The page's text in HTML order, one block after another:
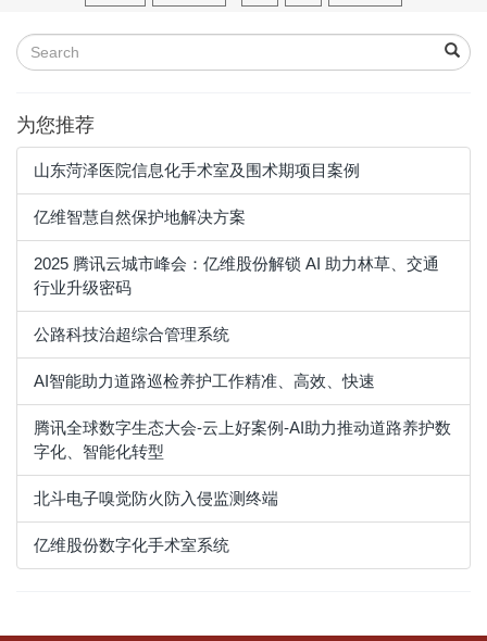
为您推荐
山东菏泽医院信息化手术室及围术期项目案例
亿维智慧自然保护地解决方案
2025 腾讯云城市峰会：亿维股份解锁 AI 助力林草、交通
行业升级密码
公路科技治超综合管理系统
AI智能助力道路巡检养护工作精准、高效、快速
腾讯全球数字生态大会-云上好案例-AI助力推动道路养护数
字化、智能化转型
北斗电子嗅觉防火防入侵监测终端
亿维股份数字化手术室系统